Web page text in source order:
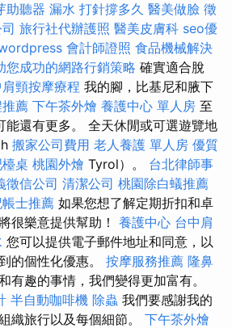
助聽器 漏水 打針撐多久 醫美做臉 徵
旅行社代辦護照 醫美皮膚科 seo優
會計師證照 食品機械解決
您成功的網路行銷策略 確實適合脫
頸按摩療程 我的腳，比基尼和腋下
薦 下午茶外燴 養護中心 單人房 至
能還有更多。 全天休閒或可選遊覽地
搬家公司費用 老人養護 單人房 優質
桌 桃園外燴 Tyrol）。 台北律師事
徵信公司 清潔公司 桃園除白蟻推薦
士推薦 如果您想了解定期折扣和卓
很樂意提供幫助！ 養護中心 台中肩
您可以提供電子郵件地址和同意，以
的個性化優惠。 按摩服務推薦 隆鼻
有趣的事情，我們變得更加富有。
半自動咖啡機 除蟲 我們要感謝我的
織旅行以及每個細節。 下午茶外燴